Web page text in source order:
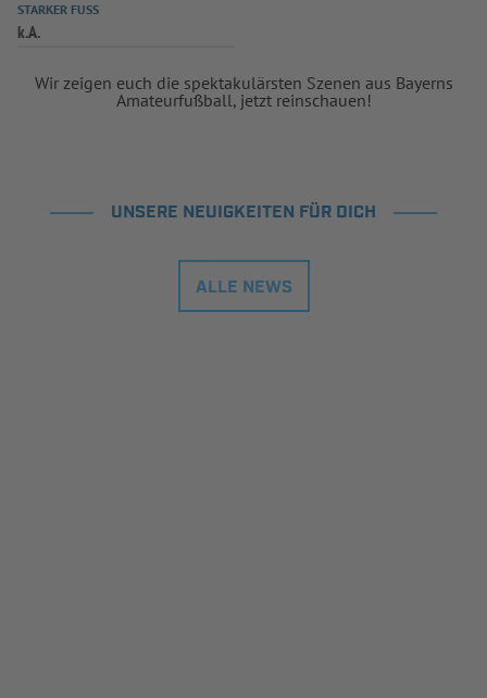
STARKER FUSS
k.A.
Wir zeigen euch die spektakulärsten Szenen aus Bayerns
Amateurfußball, jetzt reinschauen!
UNSERE NEUIGKEITEN FÜR DICH
ALLE NEWS